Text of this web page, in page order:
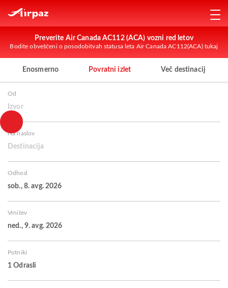
Preverite Air Canada AC112 (ACA) vozni red letov
Bodite obveščeni o posodobitvah statusa leta Air Canada AC112(ACA) tukaj
Enosmerno Povratni izlet Več destinacij
Od
Izvor
Na naslov
Destinacija
Odhod
sob., 8. avg. 2026
Vrnitev
ned., 9. avg. 2026
Potniki
1 Odrasli